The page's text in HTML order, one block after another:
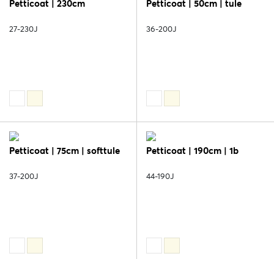
Petticoat | 230cm
27-230J
Petticoat | 50cm | tule
36-200J
Petticoat | 75cm | softtule
37-200J
Petticoat | 190cm | 1b
44-190J